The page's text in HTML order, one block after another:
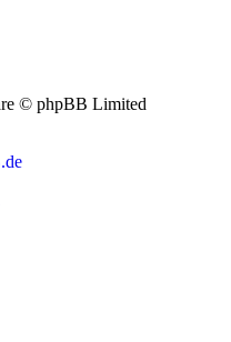
© phpBB Limited